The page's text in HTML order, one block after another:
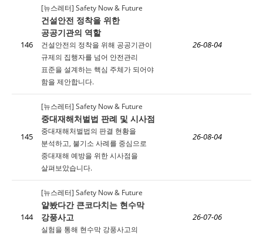
146
[뉴스레터] Safety Now & Future
건설안전 정착을 위한
공공기관의 역할
건설안전의 정착을 위해 공공기관이
규제의 집행자를 넘어 안전관리
표준을 설계하는 핵심 주체가 되어야
함을 제안합니다.
26-08-04
145
[뉴스레터] Safety Now & Future
중대재해처벌법 판례 및 시사점
중대재해처벌법의 판결 현황을
분석하고, 불기소 사례를 중심으로
중대재해 예방을 위한 시사점을
살펴보았습니다.
26-08-04
144
[뉴스레터] Safety Now & Future
얕봤다간 큰코다치는 현수막
강풍사고
실험을 통해 현수막 강풍사고의
26-07-06